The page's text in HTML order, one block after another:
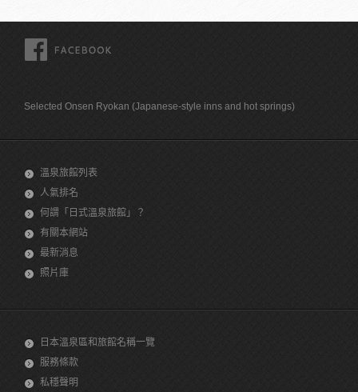
Selected Onsen Ryokan (Japanese-style inns and hot springs)
溫泉旅館列表
人氣排名
何謂「日式溫泉旅館」？
有關本網站
最新消息
照片庫
日本溫泉區和旅館名稱一覽
服務條款
私穩聲明